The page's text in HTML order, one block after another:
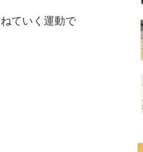
ていく運動で